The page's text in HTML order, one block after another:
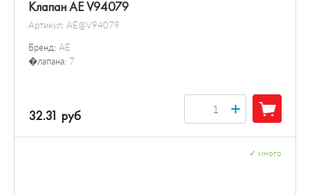
Клапан AE V94079
Артикул: AE@V94079
Бренд: AE
�лапана: 7
32.31 руб +
много